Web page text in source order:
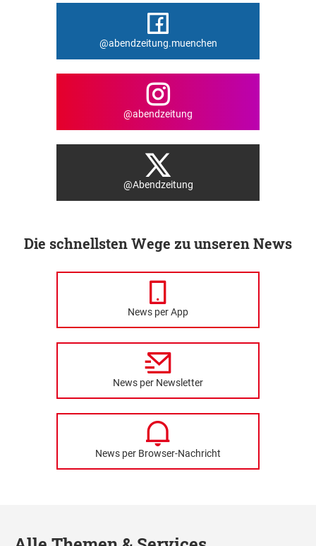
@abendzeitung.muenchen
@abendzeitung
@Abendzeitung
Die schnellsten Wege zu unseren News
News per App
News per Newsletter
News per Browser-Nachricht